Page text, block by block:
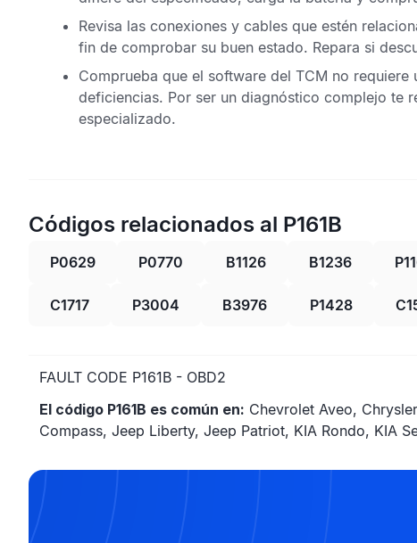
Revisa las conexiones y cables que estén
fin de comprobar su buen estado. Repara si
Comprueba que el software del TCM no requiere
deficiencias. Por ser un diagnóstico complejo te
especializado.
Códigos relacionados al P161B
P0629 P0770 B1126 B1236
C1717 P3004 B3976 P1428
FAULT CODE P161B - OBD2
El código P161B es común en: Chevrolet Aveo,
Compass, Jeep Liberty, Jeep Patriot, KIA Rondo, KIA